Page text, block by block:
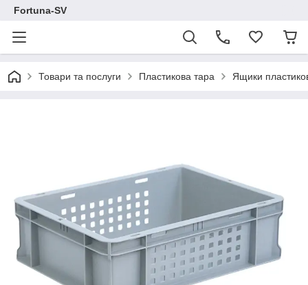
Fortuna-SV
Товари та послуги Пластикова тара Ящики